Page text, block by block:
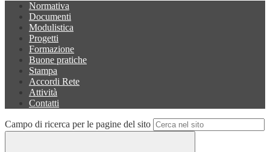
Normativa
Documenti
Modulistica
Progetti
Formazione
Buone pratiche
Stampa
Accordi Rete
Attività
Contatti
Campo di ricerca per le pagine del sito